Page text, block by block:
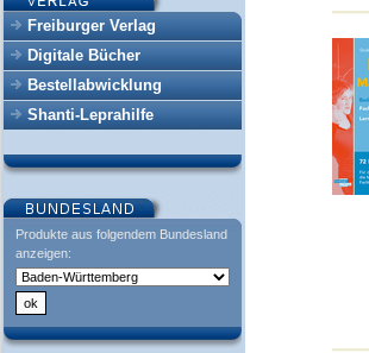
Freiburger Verlag
Digitale Bücher
Bestellabwicklung
Shanti-Leprahilfe
Produkte aus folgendem Bundesland
anzeigen: